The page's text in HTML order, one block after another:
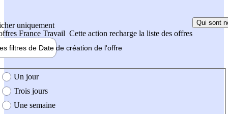
uniquement
France Travail Cette action recharge la liste des offres
Qui sont
filtres de Date de création de l'offre
création de l'offre
Un jour
Trois jours
Une semaine